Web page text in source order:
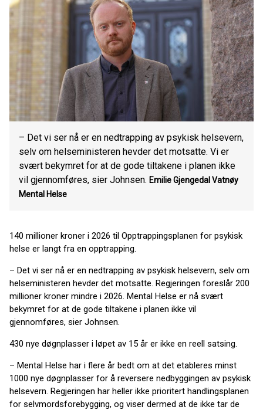
– Det vi ser nå er en nedtrapping av psykisk helsevern,
selv om helseministeren hevder det motsatte. Vi er
svært bekymret for at de gode tiltakene i planen ikke
vil gjennomføres, sier Johnsen. Emilie Gjengedal Vatnøy
Mental Helse
140 millioner kroner i 2026 til Opptrappingsplanen for psykisk
helse er langt fra en opptrapping.
– Det vi ser nå er en nedtrapping av psykisk helsevern, selv om
helseministeren hevder det motsatte. Regjeringen foreslår 200
millioner kroner mindre i 2026. Mental Helse er nå svært
bekymret for at de gode tiltakene i planen ikke vil
gjennomføres, sier Johnsen.
430 nye døgnplasser i løpet av 15 år er ikke en reell satsing.
– Mental Helse har i flere år bedt om at det etableres minst
1000 nye døgnplasser for å reversere nedbyggingen av psykisk
helsevern. Regjeringen har heller ikke prioritert handlingsplanen
for selvmordsforebygging, og viser dermed at de ikke tar de